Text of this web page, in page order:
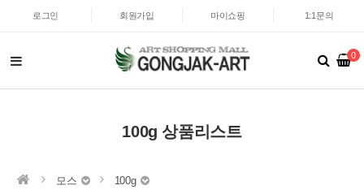
로그인 회원가입 마이쇼핑 1:1문의
0
100g 상품리스트
모스 100g